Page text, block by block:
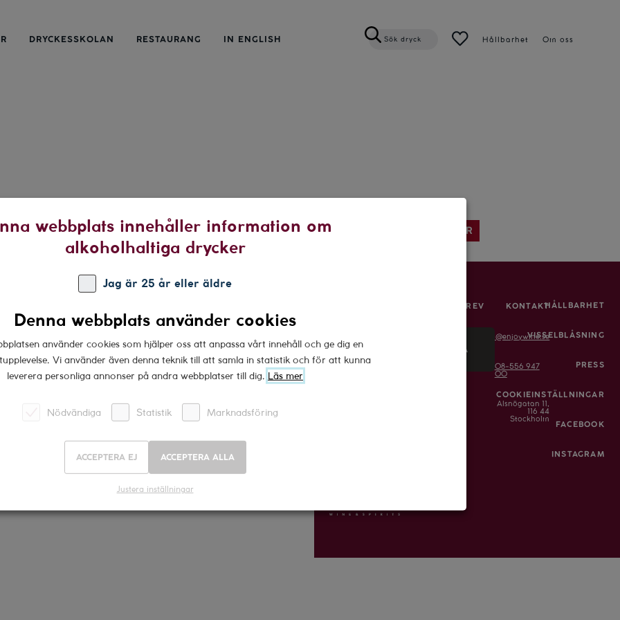
DRYCKESSKOLAN RESTAURANG IN ENGLISH Sök dryck Hållbarhet Om oss
sommarens drycker
från brygghänget till grillkvällen. Inköpslistan är klar –
barrels and drums Coragem
fontanafredda
tr3 apor Umani Ronchi
SENASTE ARTIKLAR
SIGNA UPP PÅ VÅRT NYHETSBREV
mail SKICKA
KONTAKT
info@enjoywine.se
08-556 947
00
Alsnögatan 11,
116 44
Stockholm
HÅLLBARHET
VISSELBLÅSNING
PRESS
COOKIEINSTÄLLNINGAR
FACEBOOK
INSTAGRAM
webbplats innehåller information om
alkoholhaltiga drycker
Jag är 25 år eller äldre
Denna webbplats använder cookies
använder cookies som hjälper oss att anpassa vårt innehåll och ge dig en
Vi använder även denna teknik till att samla in statistik och för att kunna
leverera personliga annonser på andra webbplatser till dig. Läs mer
Nödvändiga Statistik Marknadsföring
ACCEPTERA EJ ACCEPTERA ALLA
Justera inställningar